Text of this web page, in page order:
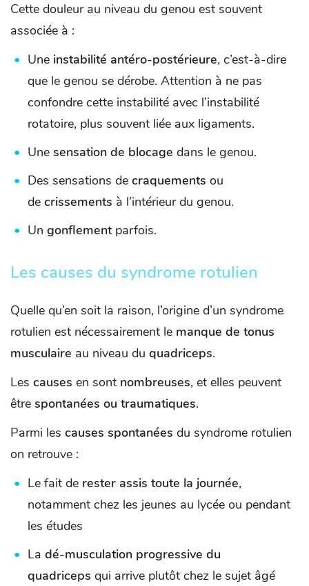
Cette douleur au niveau du genou est souvent
associée à :
Une instabilité antéro-postérieure, c’est-à-dire
que le genou se dérobe. Attention à ne pas
confondre cette instabilité avec l’instabilité
rotatoire, plus souvent liée aux ligaments.
Une sensation de blocage dans le genou.
Des sensations de craquements ou
de crissements à l’intérieur du genou.
Un gonflementparfois.
Les causes du syndrome rotulien
Quelle qu’en soit la raison, l’origine d’un syndrome
rotulien est nécessairement le manque de tonus
musculaire au niveau du quadriceps.
Les causes en sont nombreuses, et elles peuvent
être spontanées ou traumatiques.
Parmi les causes spontanées du syndrome rotulien
on retrouve :
Le fait de rester assis toute la journée,
notamment chez les jeunes au lycée ou pendant
les études
La dé-musculation progressive du
quadriceps qui arrive plutôt chez le sujet âgé